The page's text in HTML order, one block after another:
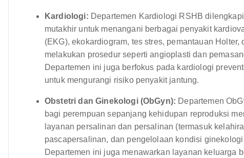
Kardiologi: Departemen Kardiologi RSHB
mutakhir untuk menangani berbagai penyakit
(EKG), ekokardiogram, tes stres, pemantauan
melakukan prosedur seperti angioplasti dan
Departemen ini juga berfokus pada kardiologi
untuk mengurangi risiko penyakit jantung.
Obstetri dan Ginekologi (ObGyn): Departemen
bagi perempuan sepanjang kehidupan reproduksi
layanan persalinan dan persalinan (termasuk
pascapersalinan, dan pengelolaan kondisi
Departemen ini juga menawarkan layanan keluarga